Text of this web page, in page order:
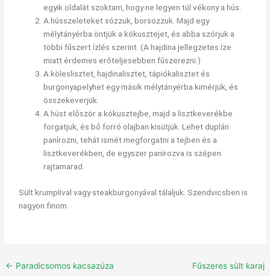
egyik oldalát szoktam, hogy ne legyen túl vékony a hús.
A hússzeleteket sózzuk, borsozzuk. Majd egy
mélytányérba öntjük a kókusztejet, és abba szórjuk a
többi fűszert ízlés szerint. (A hajdina jellegzetes íze
miatt érdemes erőteljesebben fűszerezni.)
A köleslisztet, hajdinalisztet, tápiókalisztet és
burgonyapelyhet egy másik mélytányérba kimérjük, és
összekeverjük.
A húst először a kókusztejbe, majd a lisztkeverékbe
forgatjuk, és bő forró olajban kisütjük. Lehet duplán
panírozni, tehát ismét megforgatni a tejben és a
lisztkeverékben, de egyszer panírozva is szépen
rajtamarad.
Sült krumplival vagy steakburgonyával tálaljuk. Szendvicsben is
nagyon finom.
← Paradicsomos kacsazúza Fűszeres sült karaj